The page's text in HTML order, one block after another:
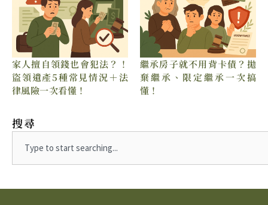
家人擅自領錢也會犯法？！
盜領遺產5種常見情況＋法
律風險一次看懂！
繼承房子就不用背卡債？拋
棄繼承、限定繼承一次搞
懂！
搜尋